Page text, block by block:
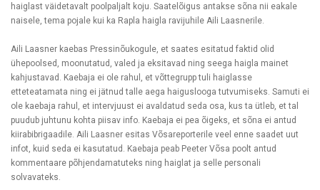
haiglast väidetavalt poolpaljalt koju. Saatelõigus antakse sõna nii eakale
naisele, tema pojale kui ka Rapla haigla ravijuhile Aili Laasnerile.
Aili Laasner kaebas Pressinõukogule, et saates esitatud faktid olid
ühepoolsed, moonutatud, valed ja eksitavad ning seega haigla mainet
kahjustavad. Kaebaja ei ole rahul, et võttegrupp tuli haiglasse
etteteatamata ning ei jätnud talle aega haiguslooga tutvumiseks. Samuti ei
ole kaebaja rahul, et intervjuust ei avaldatud seda osa, kus ta ütleb, et tal
puudub juhtunu kohta piisav info. Kaebaja ei pea õigeks, et sõna ei antud
kiirabibrigaadile. Aili Laasner esitas Võsareporterile veel enne saadet uut
infot, kuid seda ei kasutatud. Kaebaja peab Peeter Võsa poolt antud
kommentaare põhjendamatuteks ning haiglat ja selle personali
solvavateks.